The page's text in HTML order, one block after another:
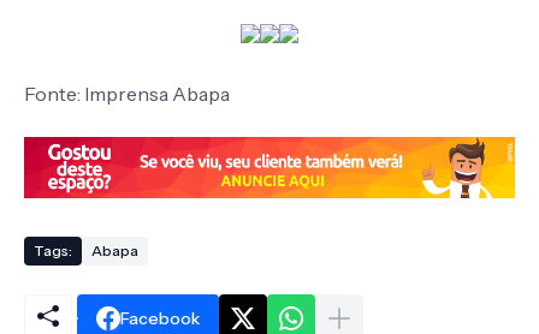
Fonte: Imprensa Abapa
Tags: Abapa
Facebook